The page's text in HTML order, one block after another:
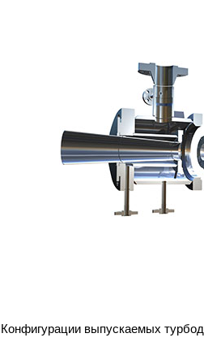
Конфигурации выпускаемых